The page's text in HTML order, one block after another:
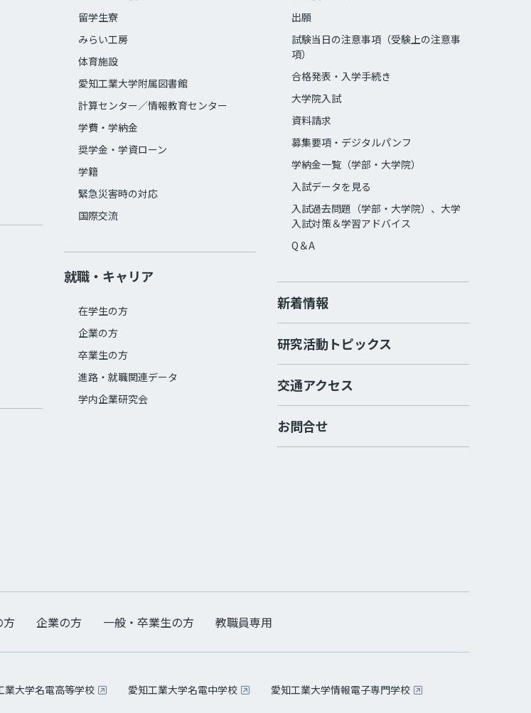
留学生寮
みらい工房
体育施設
愛知工業大学附属図書館
計算センター／情報教育センター
学費・学納金
奨学金・学資ローン
学籍
緊急災害時の対応
国際交流
就職・キャリア
在学生の方
企業の方
卒業生の方
進路・就職関連データ
学内企業研究会
出願
試験当日の注意事項（受験上の注意事
項）
合格発表・入学手続き
大学院入試
資料請求
募集要項・デジタルパンフ
学納金一覧（学部・大学院）
入試データを見る
入試過去問題（学部・大学院）、大学
入試対策＆学習アドバイス
Q＆A
新着情報
研究活動トピックス
交通アクセス
お問合せ
企業の方 一般・卒業生の方 教職員専用
業大学名電高等学校 愛知工業大学名電中学校 愛知工業大学情報電子専門学校